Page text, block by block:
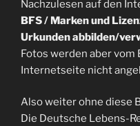
Nachzulesen auf den
BFS / Marken und
Urkunden abbilden/
Fotos werden aber vom
Internetseite nicht
Also weiter ohne diese
Die Deutsche Lebens-